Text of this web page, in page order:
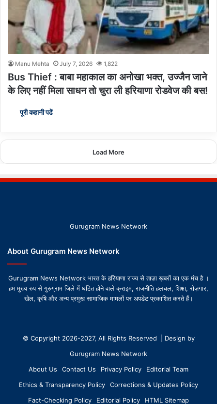
Manu Mehta July 7, 2026 1,822
Bus Thief : बाबा महाकाल का अनोखा भक्त, उज्जैन जाने
के लिए नहीं मिला साधन तो चुरा ली हरियाणा रोडवेज की बस!
पूरी कहानी पढें
Load More
Gurugram News Network
About Gurugram News Network
Gurugram News Network भारत के हरियाणा राज्य से ताज़ा ख़बरों का एक मंच है ।
हम मुख्य रुप से गुरुग्राम जिले में घटित होने वाले क्राइम, राजनीति हलचल, शिक्षा, रोज़गार,
खेल, कृषि और अन्य प्रमुख सामाजिक मामलों पर अपडेट प्रकाशित करते हैं।
© Copyright 2026-2027, All Rights Reserved | Design by
Gurugram News Network
About Us
Contact Us Privacy Policy
Editorial Team
Ethics & Transparency Policy
Corrections & Updates Policy
Fact-Checking Policy
Editorial Policy HTML Sitemap